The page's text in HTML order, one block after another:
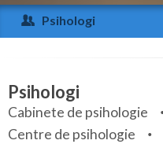
Arad
Arges
Bihor
Bistrita-Nasaud
Psihologi
Specialitati
Servicii
Psihologi
Cabinete de psihologie
Centre de psihologie